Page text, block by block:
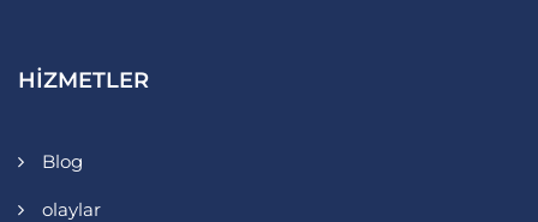
HIZMETLER
Blog
olaylar